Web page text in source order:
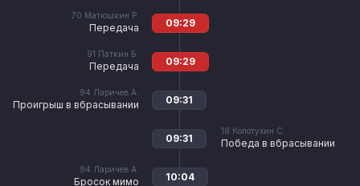
70 Матюшкин Р.
Передача 09:29
91 Паткин Б.
Передача 09:29
94 Ларичев А.
Проигрыш в вбрасывании 09:31
18 Колотухин С.
Победа в вбрасывании
09:31
94 Ларичев А.
Бросок мимо 10:04